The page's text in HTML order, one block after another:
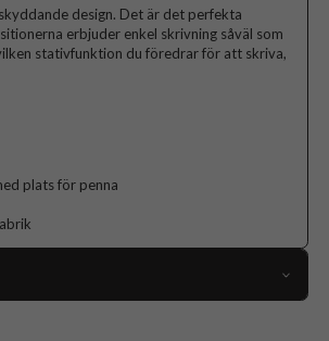
design. Det är det perfekta
erbjuder enkel skrivning såväl som
stativfunktion du föredrar för att skriva,
plats för penna